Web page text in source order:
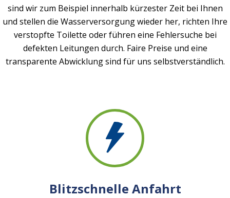
sind wir zum Beispiel innerhalb kürzester Zeit bei Ihnen
und stellen die Wasserversorgung wieder her, richten Ihre
verstopfte Toilette oder führen eine Fehlersuche bei
defekten Leitungen durch. Faire Preise und eine
transparente Abwicklung sind für uns selbstverständlich.
Blitzschnelle Anfahrt